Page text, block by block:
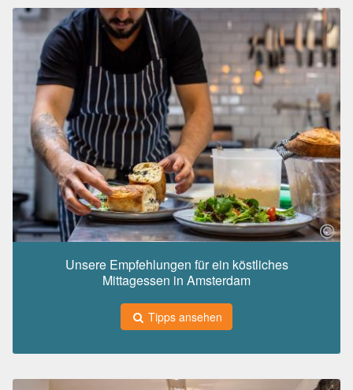
Unsere Empfehlungen für ein köstliches
Mittagessen in Amsterdam
Tipps ansehen